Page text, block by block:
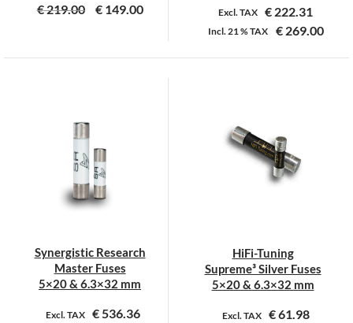
€219.00 €149.00
Dit
Deze
optie
kan
gekozen
de
productpagina
Excl. TAX € 222.31
Incl.21 %TAX €269.00
Dit
variaties.
Deze
optie
kan
de
productpagina
Synergistic Research
Master Fuses
5×20 & 6.3×32 mm
Excl. TAX €536.36
HiFi-Tuning
Supreme³ Silver Fuses
5×20 & 6.3×32 mm
Excl. TAX €61.98